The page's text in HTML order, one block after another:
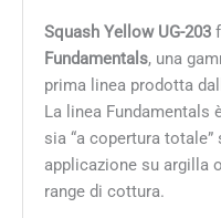
Squash Yellow UG-203
Fundamentals, una
prima linea prodotta
La linea Fundamentals
sia “a copertura
applicazione su argilla
range di cottura.